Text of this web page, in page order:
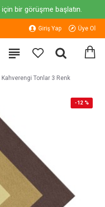
bir görüşme başlatın.
Giriş Yap Üye Ol
Tonlar 3 Renk
-12 %